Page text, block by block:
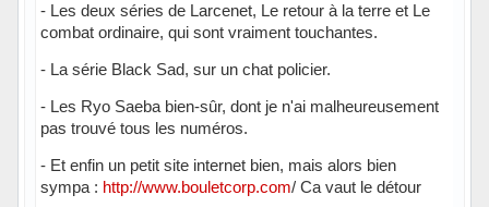
- Les deux séries de Larcenet, Le retour à la terre et Le
combat ordinaire, qui sont vraiment touchantes.
- La série Black Sad, sur un chat policier.
- Les Ryo Saeba bien-sûr, dont je n'ai malheureusement
pas trouvé tous les numéros.
- Et enfin un petit site internet bien, mais alors bien
sympa : http://www.bouletcorp.com/ Ca vaut le détour